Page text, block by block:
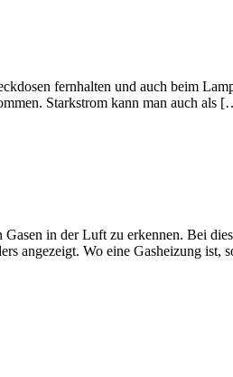
fernhalten und auch beim
Starkstrom kann man auch als
in der Luft zu erkennen. Bei
angezeigt. Wo eine Gasheizung